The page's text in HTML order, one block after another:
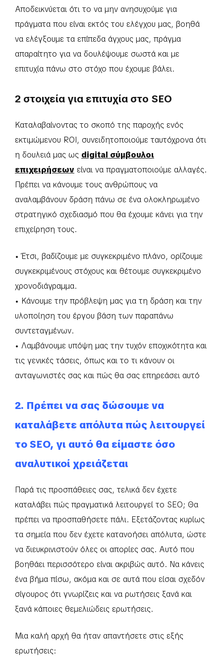
Αποδεικνύεται ότι το να μην ανησυχούμε για
πράγματα που είναι εκτός του ελέγχου μας, βοηθά
να ελέγξουμε τα επίπεδα άγχους μας, πράγμα
απαραίτητο για να δουλέψουμε σωστά και με
επιτυχία πάνω στο στόχο που έχουμε βάλει.
2 στοιχεία για επιτυχία στο SEO
Καταλαβαίνοντας το σκοπό της παροχής ενός
εκτιμώμενου ROI, συνειδητοποιούμε ταυτόχρονα ότι
η δουλειά μας ως digital σύμβουλοι
επιχειρήσεων είναι να πραγματοποιούμε αλλαγές.
Πρέπει να κάνουμε τους ανθρώπους να
αναλαμβάνουν δράση πάνω σε ένα ολοκληρωμένο
στρατηγικό σχεδιασμό που θα έχουμε κάνει για την
επιχείρηση τους.
• Έτσι, βαδίζουμε με συγκεκριμένο πλάνο, ορίζουμε
συγκεκριμένους στόχους και θέτουμε συγκεκριμένο
χρονοδιάγραμμα.
• Κάνουμε την πρόβλεψη μας για τη δράση και την
υλοποίηση του έργου βάση των παραπάνω
συντεταγμένων.
• Λαμβάνουμε υπόψη μας την τυχόν εποχικότητα και
τις γενικές τάσεις, όπως και το τι κάνουν οι
ανταγωνιστές σας και πώς θα σας επηρεάσει αυτό
2. Πρέπει να σας δώσουμε να
καταλάβετε απόλυτα πώς λειτουργεί
το SEO, γι αυτό θα είμαστε όσο
αναλυτικοί χρειάζεται
Παρά τις προσπάθειες σας, τελικά δεν έχετε
καταλάβει πώς πραγματικά λειτουργεί το SEO; Θα
πρέπει να προσπαθήσετε πάλι. Εξετάζοντας κυρίως
τα σημεία που δεν έχετε κατανοήσει απόλυτα, ώστε
να διευκρινιστούν όλες οι απορίες σας. Αυτό που
βοηθάει περισσότερο είναι ακριβώς αυτό. Να κάνεις
ένα βήμα πίσω, ακόμα και σε αυτά που είσαι σχεδόν
σίγουρος ότι γνωρίζεις και να ρωτήσεις ξανά και
ξανά κάποιες θεμελιώδεις ερωτήσεις.
Μια καλή αρχή θα ήταν απαντήσετε στις εξής
ερωτήσεις: